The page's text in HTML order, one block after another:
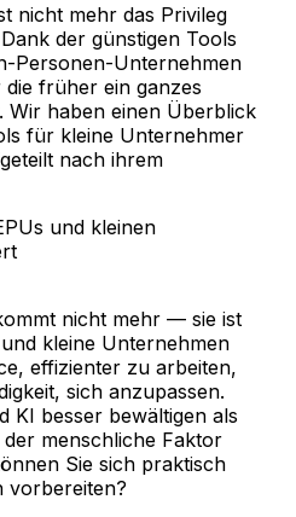
nicht mehr das Privileg
der günstigen Tools
Personen-Unternehmen
früher ein ganzes
Wir haben einen Überblick
für kleine Unternehmer
nach ihrem
und kleinen
nicht mehr — sie ist
kleine Unternehmen
effizienter zu arbeiten,
sich anzupassen.
KI besser bewältigen als
menschliche Faktor
Sie sich praktisch
vorbereiten?